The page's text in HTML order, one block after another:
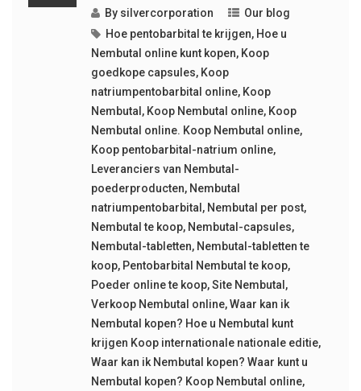
By silvercorporation
Our blog
Hoe pentobarbital te krijgen, Hoe u
Nembutal online kunt kopen, Koop
goedkope capsules, Koop
natriumpentobarbital online, Koop
Nembutal , Koop Nembutal online, Koop
Nembutal online. Koop Nembutal online,
Koop pentobarbital-natrium online,
Leveranciers van Nembutal-
poederproducten, Nembutal
natriumpentobarbital , Nembutal per post,
Nembutal te koop, Nembutal-capsules,
Nembutal-tabletten, Nembutal-tabletten te
koop, Pentobarbital Nembutal te koop,
Poeder online te koop,Site Nembutal ,
Verkoop Nembutal online,Waar kan ik
Nembutal kopen? Hoe u Nembutal kunt
krijgen Koop internationale nationale editie,
Waar kan ik Nembutal kopen? Waar kunt u
Nembutal kopen? Koop Nembutal online,